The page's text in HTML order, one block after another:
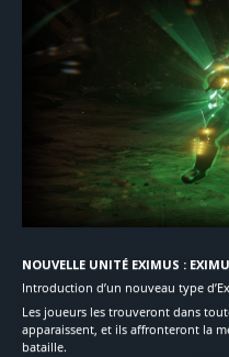
NOUVELLE UNITÉ EXIMUS :
Introduction d’un nouveau type
Les joueurs les trouveront dans
apparaissent, et ils affronteront la
bataille.